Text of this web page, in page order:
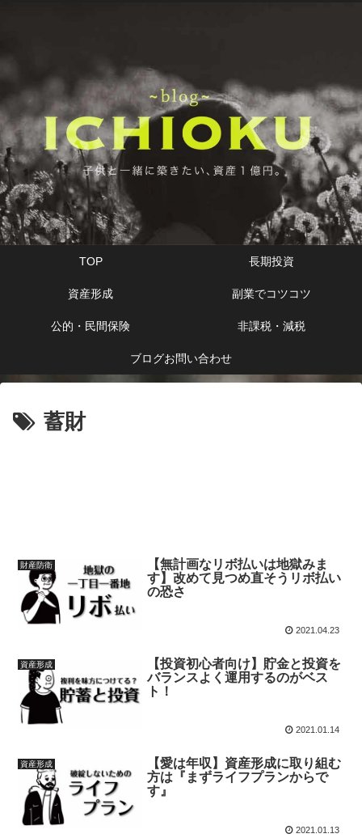
TOP 長期投資
資産形成 副業でコツコツ
公的・民間保険 非課税・減税
ブログお問い合わせ
蓄財
財産防衛
【無計画なリボ払いは地獄みま
す】改めて見つめ直そうリボ払い
の恐さ
2021.04.23
資産形成
【投資初心者向け】貯金と投資を
バランスよく運用するのがベス
ト！
2021.01.14
資産形成
【愛は年収】資産形成に取り組む
方は『まずライフプランからで
す』
2021.01.13